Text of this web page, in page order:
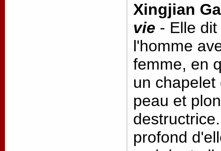
Xingjian
vie - Elle
l'homme
femme, en
un
peau et
profond